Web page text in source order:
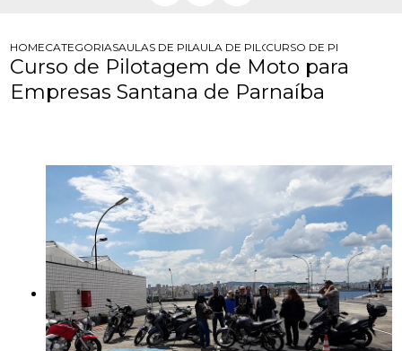
HOMECATEGORIASAULAS DE PILOTAGEM PARA EMPRESAS
AULA DE PILOTAGEM DEFENSIVA
CURSO DE PILOTAGEM
Curso de Pilotagem de Moto para
Empresas Santana de Parnaíba